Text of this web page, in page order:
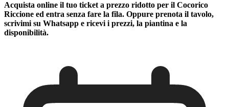
Acquista online il tuo ticket a prezzo ridotto per il Cocorico
Riccione ed entra senza fare la fila. Oppure prenota il tavolo,
scrivimi su Whatsapp e ricevi i prezzi, la piantina e la
disponibilità.